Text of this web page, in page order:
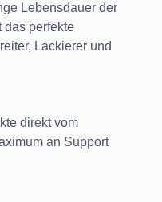
Lebensdauer der
das perfekte
Lackierer und
direkt vom
an Support